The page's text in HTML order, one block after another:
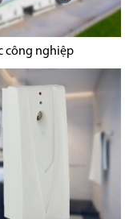
công nghiệp